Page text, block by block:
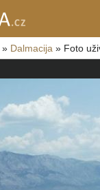
» Dalmacija » Foto